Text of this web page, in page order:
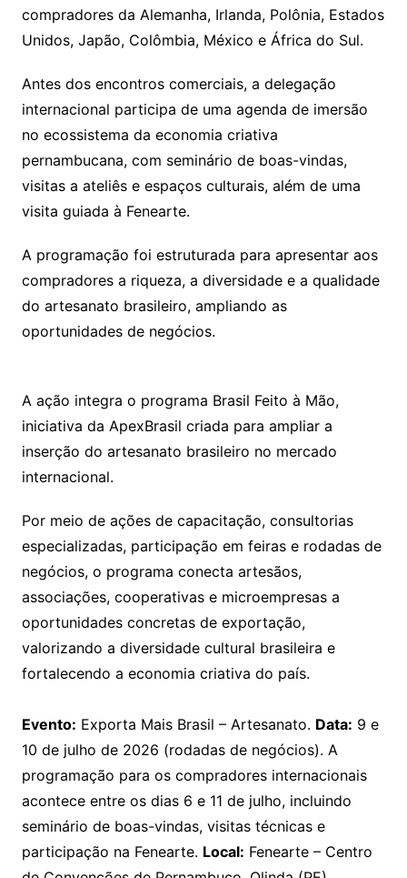
compradores da Alemanha, Irlanda, Polônia, Estados
Unidos, Japão, Colômbia, México e África do Sul.
Antes dos encontros comerciais, a delegação
internacional participa de uma agenda de imersão
no ecossistema da economia criativa
pernambucana, com seminário de boas-vindas,
visitas a ateliês e espaços culturais, além de uma
visita guiada à Fenearte.
A programação foi estruturada para apresentar aos
compradores a riqueza, a diversidade e a qualidade
do artesanato brasileiro, ampliando as
oportunidades de negócios.
A ação integra o programa Brasil Feito à Mão,
iniciativa da ApexBrasil criada para ampliar a
inserção do artesanato brasileiro no mercado
internacional.
Por meio de ações de capacitação, consultorias
especializadas, participação em feiras e rodadas de
negócios, o programa conecta artesãos,
associações, cooperativas e microempresas a
oportunidades concretas de exportação,
valorizando a diversidade cultural brasileira e
fortalecendo a economia criativa do país.
Evento: Exporta Mais Brasil – Artesanato. Data: 9 e
10 de julho de 2026 (rodadas de negócios). A
programação para os compradores internacionais
acontece entre os dias 6 e 11 de julho, incluindo
seminário de boas-vindas, visitas técnicas e
participação na Fenearte. Local: Fenearte – Centro